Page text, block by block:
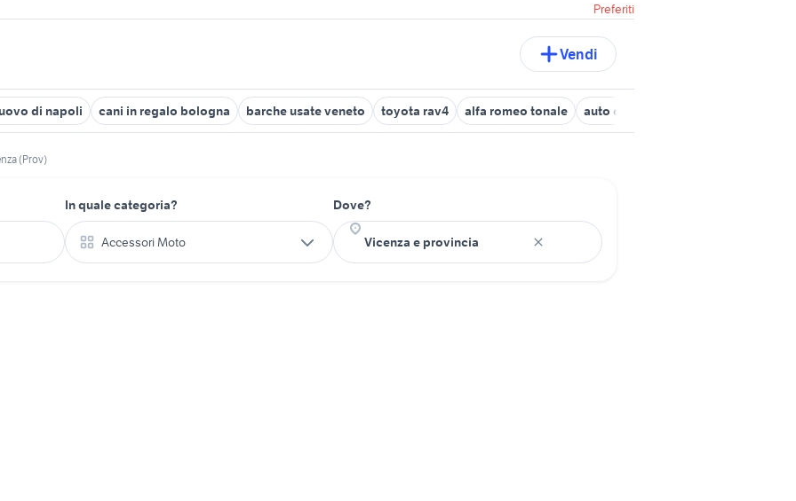
Preferiti
Vendi
di napoli cani in regalo bologna barche usate veneto toyota rav4 alfa romeo tonale auto cabrio
(Prov)
In quale categoria?
Accessori Moto
Dove?